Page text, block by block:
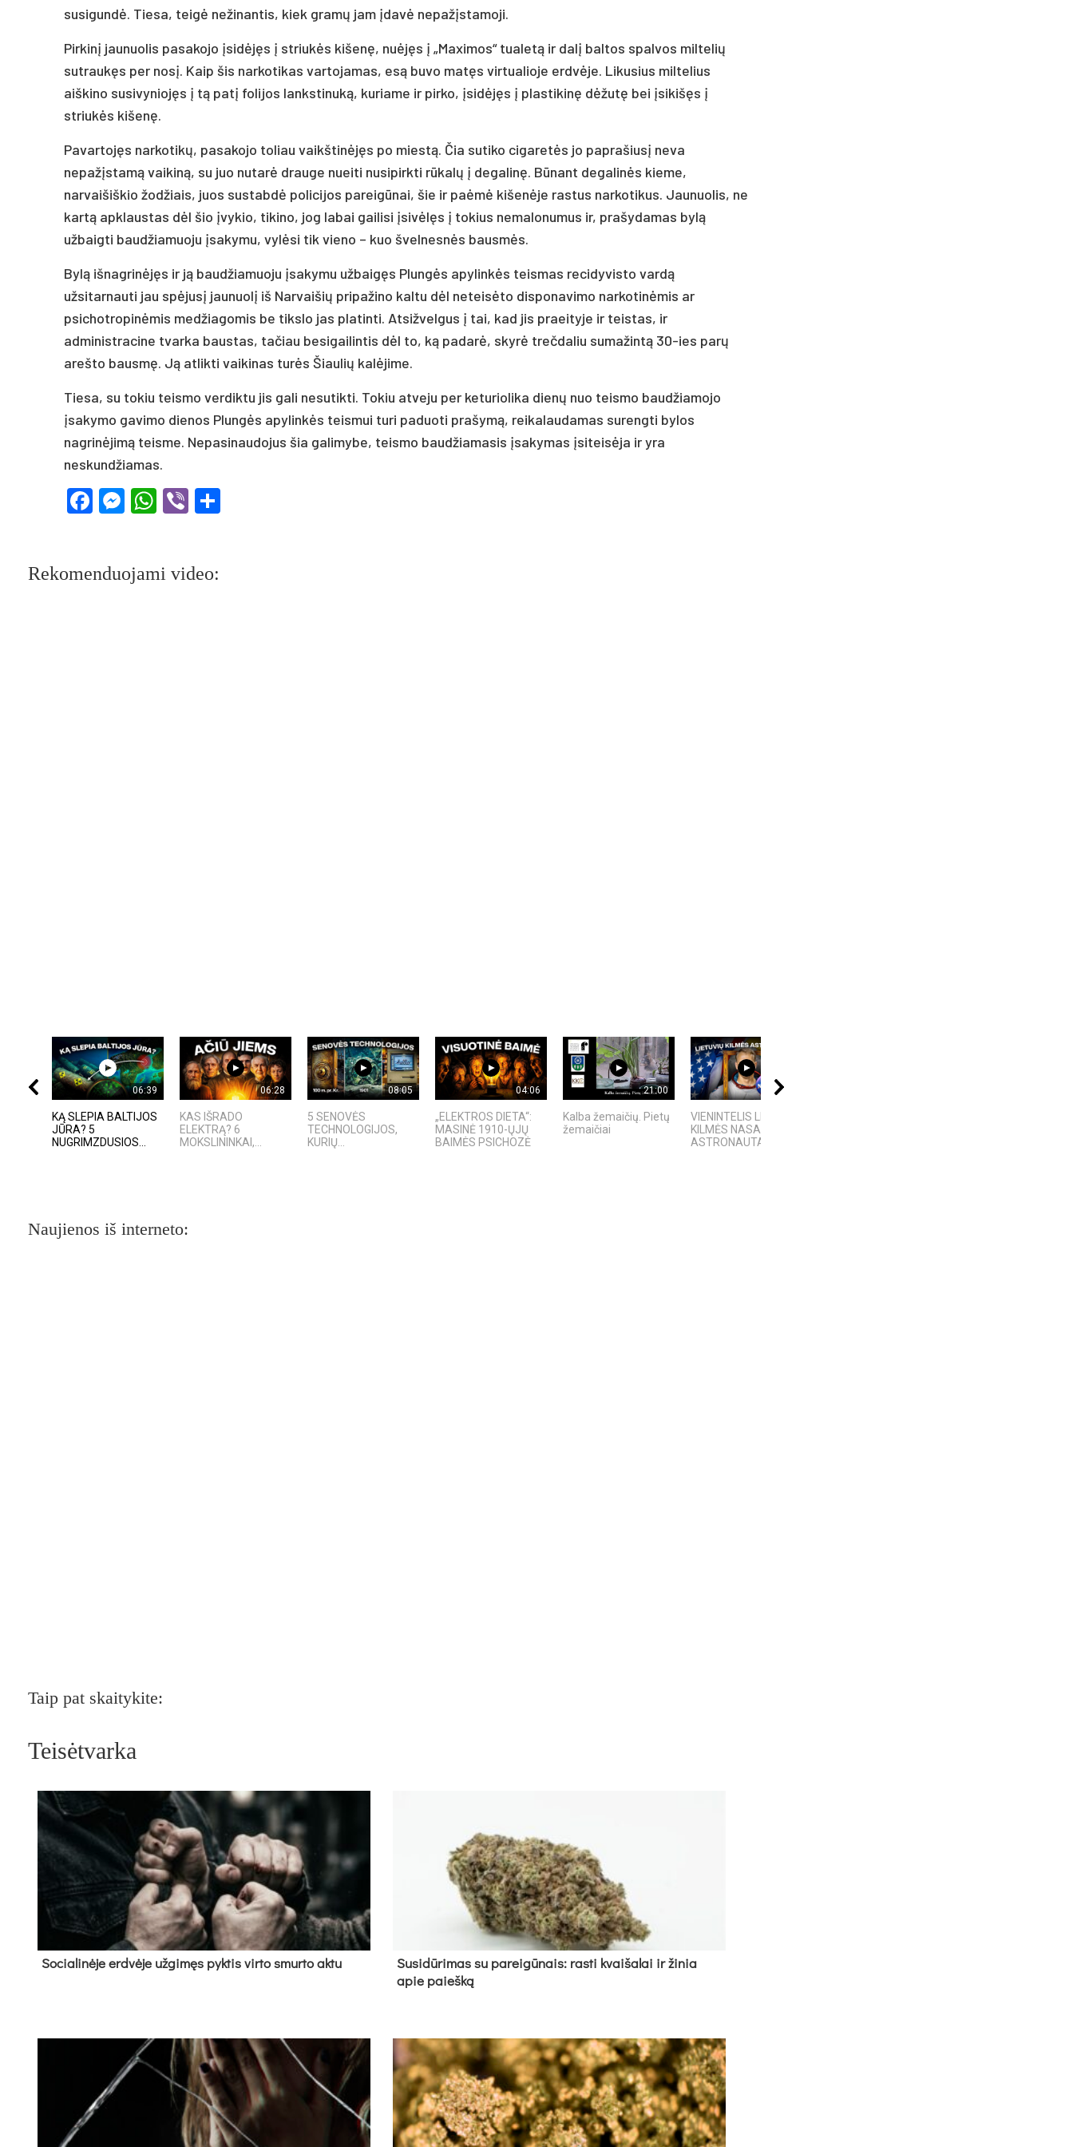
susigundė. Tiesa, teigė nežinantis, kiek gramų jam įdavė nepažįstamoji.
Pirkinį jaunuolis pasakojo įsidėjęs į striukės kišenę, nuėjęs į „Maximos“ tualetą ir dalį baltos spalvos miltelių
sutraukęs per nosį. Kaip šis narkotikas vartojamas, esą buvo matęs virtualioje erdvėje. Likusius miltelius
aiškino susivyniojęs į tą patį folijos lankstinuką, kuriame ir pirko, įsidėjęs į plastikinę dėžutę bei įsikišęs į
striukės kišenę.
Pavartojęs narkotikų, pasakojo toliau vaikštinėjęs po miestą. Čia sutiko cigaretės jo paprašiusį neva
nepažįstamą vaikiną, su juo nutarė drauge nueiti nusipirkti rūkalų į degalinę. Būnant degalinės kieme,
narvaišiškio žodžiais, juos sustabdė policijos pareigūnai, šie ir paėmė kišenėje rastus narkotikus. Jaunuolis, ne
kartą apklaustas dėl šio įvykio, tikino, jog labai gailisi įsivėlęs į tokius nemalonumus ir, prašydamas bylą
užbaigti baudžiamuoju įsakymu, vylėsi tik vieno – kuo švelnesnės bausmės.
Bylą išnagrinėjęs ir ją baudžiamuoju įsakymu užbaigęs Plungės apylinkės teismas recidyvisto vardą
užsitarnauti jau spėjusį jaunuolį iš Narvaišių pripažino kaltu dėl neteisėto disponavimo narkotinėmis ar
psichotropinėmis medžiagomis be tikslo jas platinti. Atsižvelgus į tai, kad jis praeityje ir teistas, ir
administracine tvarka baustas, tačiau besigailintis dėl to, ką padarė, skyrė trečdaliu sumažintą 30-ies parų
arešto bausmę. Ją atlikti vaikinas turės Šiaulių kalėjime.
Tiesa, su tokiu teismo verdiktu jis gali nesutikti. Tokiu atveju per keturiolika dienų nuo teismo baudžiamojo
įsakymo gavimo dienos Plungės apylinkės teismui turi paduoti prašymą, reikalaudamas surengti bylos
nagrinėjimą teisme. Nepasinaudojus šia galimybe, teismo baudžiamasis įsakymas įsiteisėja ir yra
neskundžiamas.
Facebook
Messenger
WhatsApp
Viber
Rekomenduojami video:
06:39
KĄ SLEPIA BALTIJOS
JŪRA? 5
NUGRIMZDUSIOS...
06:28
KAS IŠRADO
ELEKTRĄ? 6
MOKSLININKAI,...
08:05
5 SENOVĖS
TECHNOLOGIJOS,
KURIŲ...
04:06
„ELEKTROS DIETA“:
MASINĖ 1910-ŲJŲ
BAIMĖS PSICHOZĖ
21:00
Kalba žemaičių. Pietų
žemaičiai
08:40
VIENINTELIS LIETUVIŲ
KILMĖS NASA
ASTRONAUTAS
Naujienos iš interneto:
Taip pat skaitykite:
Teisėtvarka
So­cia­li­nė­je erd­vė­je už­gi­męs pyk­tis vir­to smur­to ak­tu
Su­si­dū­ri­mas su pa­rei­gū­nais: ras­ti kvai­ša­lai ir ži­nia
apie paieš­ką